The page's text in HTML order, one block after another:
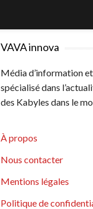
VAVA innova
Média d’information
spécialisé dans
des Kabyles dans le
À propos
Nous contacter
Mentions légales
Politique de